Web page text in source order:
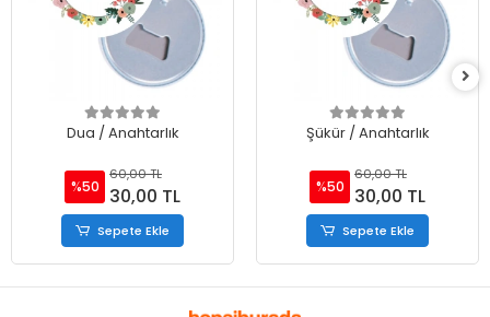
Dua / Anahtarlık
%50
60,00 TL
30,00 TL
Sepete Ekle
Şükür / Anahtarlık
%50
60,00 TL
30,00 TL
Sepete Ekle